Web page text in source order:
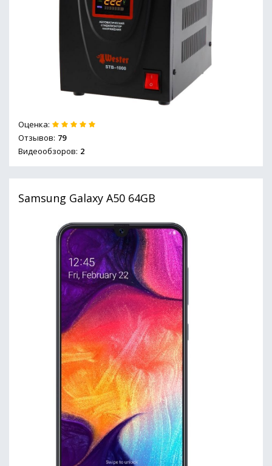
Оценка:
Отзывов: 79
Видеообзоров: 2
Samsung Galaxy A50 64GB